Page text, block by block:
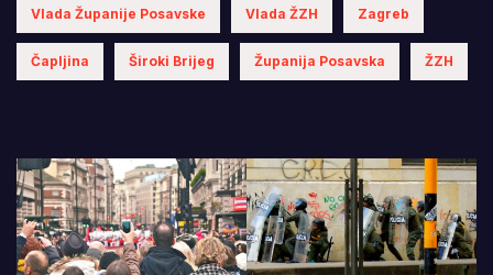
Vlada Županije Posavske Vlada ŽZH Zagreb
Čapljina Široki Brijeg Županija Posavska ŽZH